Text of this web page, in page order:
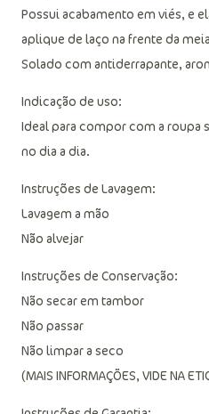
Possui acabamento em viés, e
aplique de laço na frente da
Solado com antiderrapante,
Indicação de uso:
Ideal para compor com a roupa
no dia a dia.
Instruções de Lavagem:
Lavagem a mão
Não alvejar
Instruções de Conservação:
Não secar em tambor
Não passar
Não limpar a seco
(MAIS INFORMAÇÕES, VIDE NA